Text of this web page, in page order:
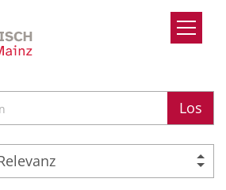
Los